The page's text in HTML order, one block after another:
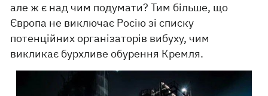
але ж є над чим подумати? Тим більше, що
Європа не виключає Росію зі списку
потенційних організаторів вибуху, чим
викликає бурхливе обурення Кремля.